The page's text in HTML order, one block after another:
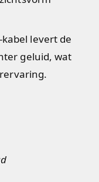
levert de
geluid, wat